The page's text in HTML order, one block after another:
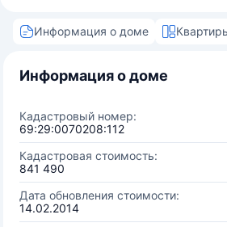
Информация о доме
Информация о доме
Кадастровый номер:
69:29:0070208:112
Кадастровая стоимость:
841 490
Дата обновления стоимости:
14.02.2014